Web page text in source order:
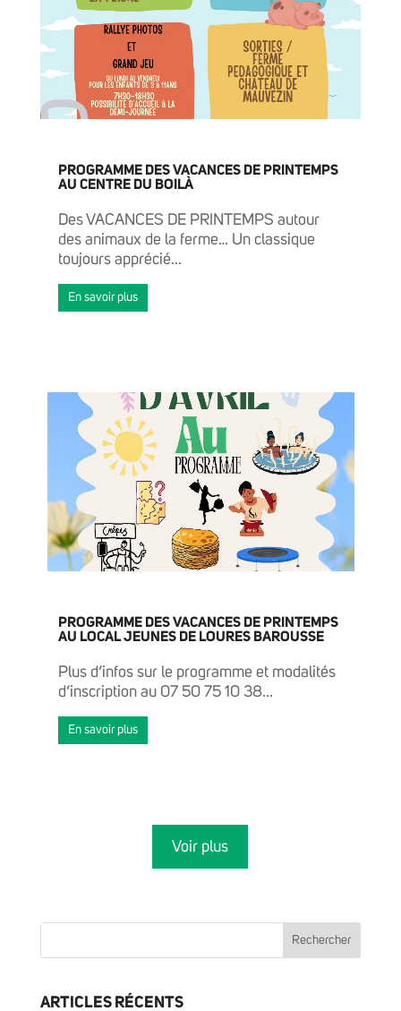
PROGRAMME DES VACANCES DE PRINTEMPS
AU CENTRE DU BOILÀ
Des VACANCES DE PRINTEMPS autour
des animaux de la ferme… Un classique
toujours apprécié...
En savoir plus
ACTUALITÉS AGENDA GRANDIR
PROGRAMME DES VACANCES DE PRINTEMPS
AU LOCAL JEUNES DE LOURES BAROUSSE
Plus d’infos sur le programme et modalités
d’inscription au 07 50 75 10 38...
En savoir plus
Voir plus
ARTICLES RÉCENTS